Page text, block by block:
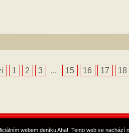
1 2 3 ... 15 16 17
18
webem deníku Aha!. Tento web se nachází